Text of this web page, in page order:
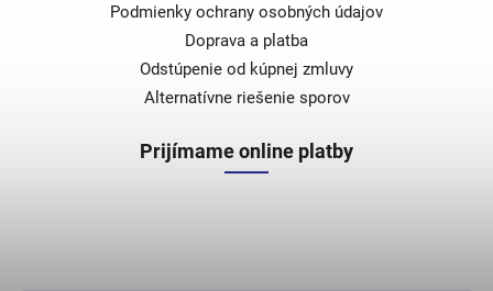
Podmienky ochrany osobných údajov
Doprava a platba
Odstúpenie od kúpnej zmluvy
Alternatívne riešenie sporov
Prijímame online platby